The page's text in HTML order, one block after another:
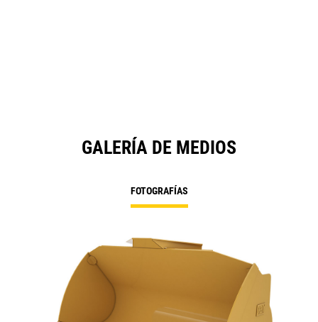
GALERÍA DE MEDIOS
FOTOGRAFÍAS